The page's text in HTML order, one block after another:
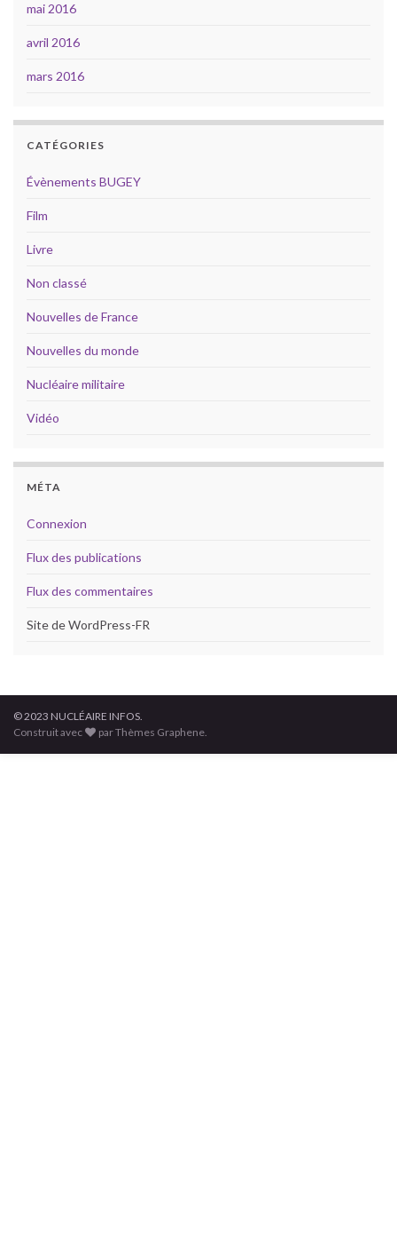
mai 2016
avril 2016
mars 2016
CATÉGORIES
Évènements BUGEY
Film
Livre
Non classé
Nouvelles de France
Nouvelles du monde
Nucléaire militaire
Vidéo
MÉTA
Connexion
Flux des publications
Flux des commentaires
Site de WordPress-FR
© 2023 NUCLÉAIRE INFOS.
Construit avec
par Thèmes Graphene.